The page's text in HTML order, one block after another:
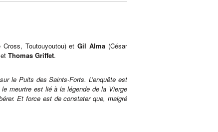
Cross, Toutouyoutou) etGil Alma (César
et Thomas Griffet.
le Puits des Saints-Forts. L’enquête est
meurtre est lié à la légende de la Vierge
Et force est de constater que, malgré